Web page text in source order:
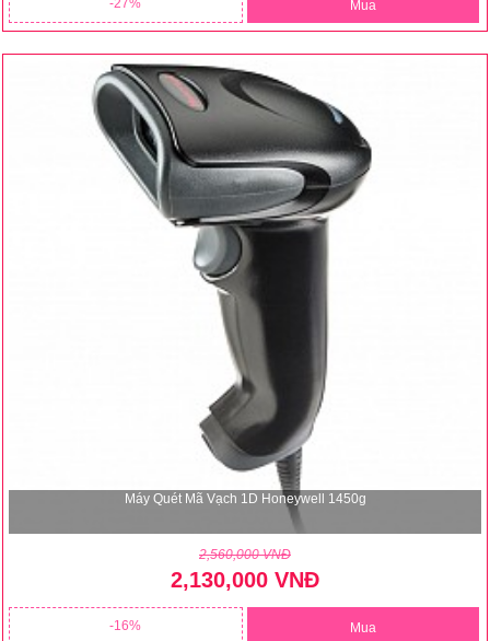
27 Mua
Máy Quét Mã Vạch 1D Honeywell 1450g
2,560,000 VNĐ
2,130,000 VNĐ
16 Mua